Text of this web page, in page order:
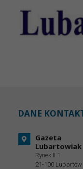
DANE
Gazeta
Lubartowiak
Rynek II 1
21-100 Lubartów